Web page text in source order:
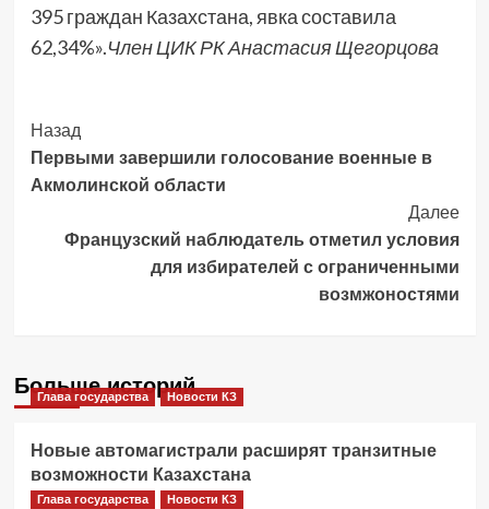
395 граждан Казахстана, явка составила
62,34%».Член ЦИК РК Анастасия Щегорцова
Post
Navigation
Назад
Первыми завершили голосование военные в
Акмолинской области
Далее
Французский наблюдатель отметил условия
для избирателей с ограниченными
возмжоностями
Больше историй
Глава государства Новости КЗ
Новые автомагистрали расширят транзитные
возможности Казахстана
Глава государства Новости КЗ